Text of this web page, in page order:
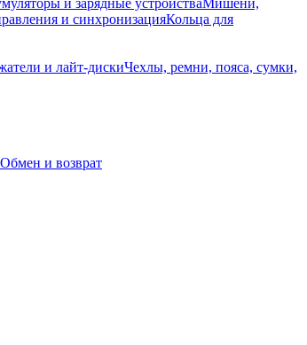
и зарядные устройстваМишени,
и синхронизацияКольца для
и лайт-дискиЧехлы, ремни, пояса, сумки,
Обмен и возврат